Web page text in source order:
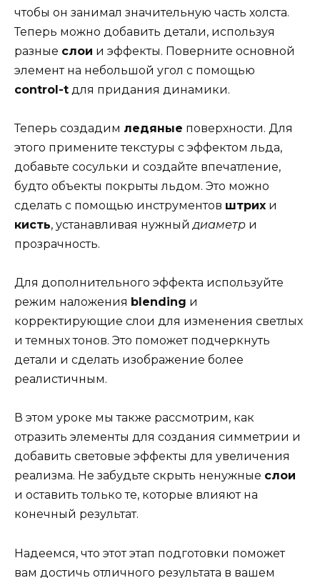
чтобы он занимал значительную часть холста.
Теперь можно добавить детали, используя
разные слои и эффекты. Поверните основной
элемент на небольшой угол с помощью
control-t для придания динамики.
Теперь создадим ледяные поверхности. Для
этого примените текстуры с эффектом льда,
добавьте сосульки и создайте впечатление,
будто объекты покрыты льдом. Это можно
сделать с помощью инструментов штрих и
кисть, устанавливая нужныйдиаметр и
прозрачность.
Для дополнительного эффекта используйте
режим наложения blending и
корректирующие слои для изменения светлых
и темных тонов. Это поможет подчеркнуть
детали и сделать изображение более
реалистичным.
В этом уроке мы также рассмотрим, как
отразить элементы для создания симметрии и
добавить световые эффекты для увеличения
реализма. Не забудьте скрыть ненужные слои
и оставить только те, которые влияют на
конечный результат.
Надеемся, что этот этап подготовки поможет
вам достичь отличного результата в вашем